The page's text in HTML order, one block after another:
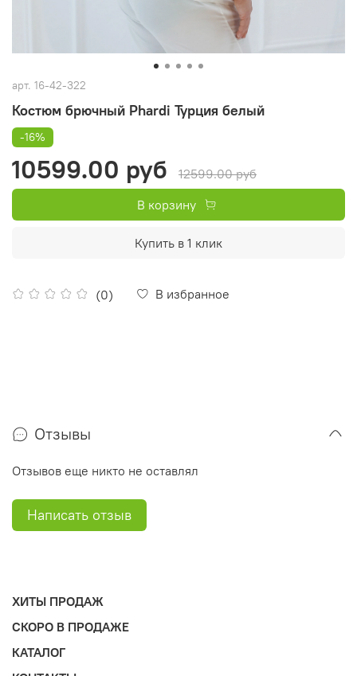
арт. 16-42-322
Костюм брючный Phardi Турция белый
(0) В избранное
-16%
10599.00 руб
12599.00 руб
В корзину
Купить в 1 клик
Отзывы
Отзывов еще никто не оставлял
Написать отзыв
ХИТЫ ПРОДАЖ
СКОРО В ПРОДАЖЕ
КАТАЛОГ